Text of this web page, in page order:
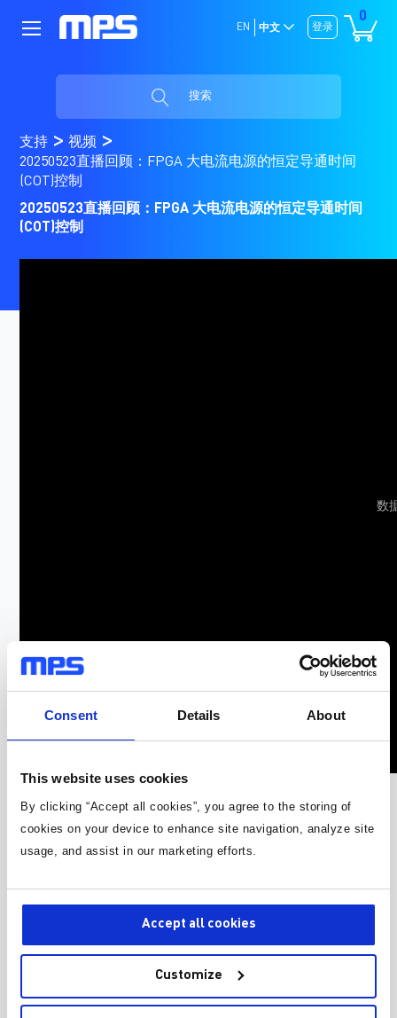
Consent Details About
This website uses cookies
By clicking “Accept all cookies”, you agree to the storing of
cookies on your device to enhance site navigation, analyze site
usage, and assist in our marketing efforts.
Accept all cookies
Customize
0
登录
EN 中文
搜索
支持
视频
20250523直播回顾：FPGA 大电流电源的恒定导通时间
(COT)控制
20250523直播回顾：FPGA 大电流电源的恒定导通时间
(COT)控制
数
FPGA 大电流电源的恒定导通时间
(COT)控制
课件下载
1. COT 控制和常规电流型控制方式的差别
2. COT 控制的一些基本特性、优势以及挑战